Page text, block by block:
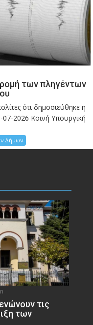
των πληγέντων
ότι δημοσιεύθηκε η
2026 Κοινή Υπουργική
Δήμων
τις
των